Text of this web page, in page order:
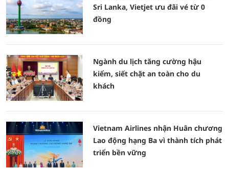
Sri Lanka, Vietjet ưu đãi vé từ 0
đồng
Ngành du lịch tăng cường hậu
kiểm, siết chặt an toàn cho du
khách
Vietnam Airlines nhận Huân chương
Lao động hạng Ba vì thành tích phát
triển bền vững